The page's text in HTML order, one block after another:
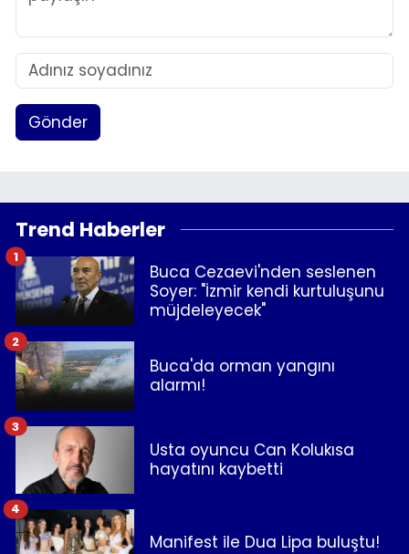
Gönder
Trend Haberler
Buca Cezaevi'nden seslenen
Soyer: "İzmir kendi kurtuluşunu
müjdeleyecek"
1
Buca'da orman yangını
alarmı!
2
Usta oyuncu Can Kolukısa
hayatını kaybetti
3
Manifest ile Dua Lipa buluştu!
4